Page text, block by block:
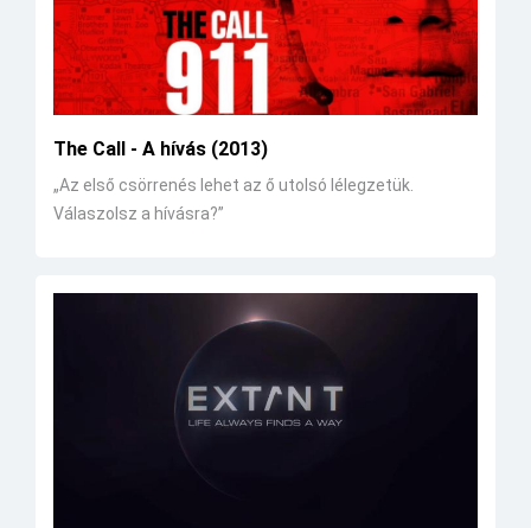
The Call - A hívás (2013)
„Az első csörrenés lehet az ő utolsó lélegzetük.
Válaszolsz a hívásra?”